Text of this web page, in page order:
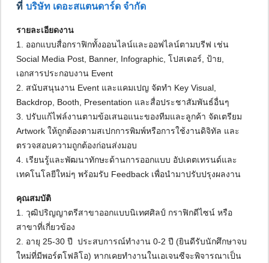
ที่ บริษัท เดอะสแตนดาร์ด จำกัด
รายละเอียดงาน
1. ออกแบบสื่อกราฟิกทั้งออนไลน์และออฟไลน์ตามบรีฟ เช่น
Social Media Post, Banner, Infographic, โปสเตอร์, ป้าย,
เอกสารประกอบงาน Event
2. สนับสนุนงาน Event และแคมเปญ จัดทำ Key Visual,
Backdrop, Booth, Presentation และสื่อประชาสัมพันธ์อื่นๆ
3. ปรับแก้ไฟล์งานตามข้อเสนอแนะของทีมและลูกค้า จัดเตรียม
Artwork ให้ถูกต้องตามสเปกการพิมพ์หรือการใช้งานดิจิทัล และ
ตรวจสอบความถูกต้องก่อนส่งมอบ
4. เรียนรู้และพัฒนาทักษะด้านการออกแบบ อัปเดตเทรนด์และ
เทคโนโลยีใหม่ๆ พร้อมรับ Feedback เพื่อนำมาปรับปรุงผลงาน
คุณสมบัติ
1. วุฒิปริญญาตรีสาขาออกแบบนิเทศศิลป์ กราฟิกดีไซน์ หรือ
สาขาที่เกี่ยวข้อง
2. อายุ 25-30 ปี ประสบการณ์ทำงาน 0-2 ปี (ยินดีรับนักศึกษาจบ
ใหม่ที่มีพอร์ตโฟลิโอ) หากเคยทำงานในเอเจนซีจะพิจารณาเป็น